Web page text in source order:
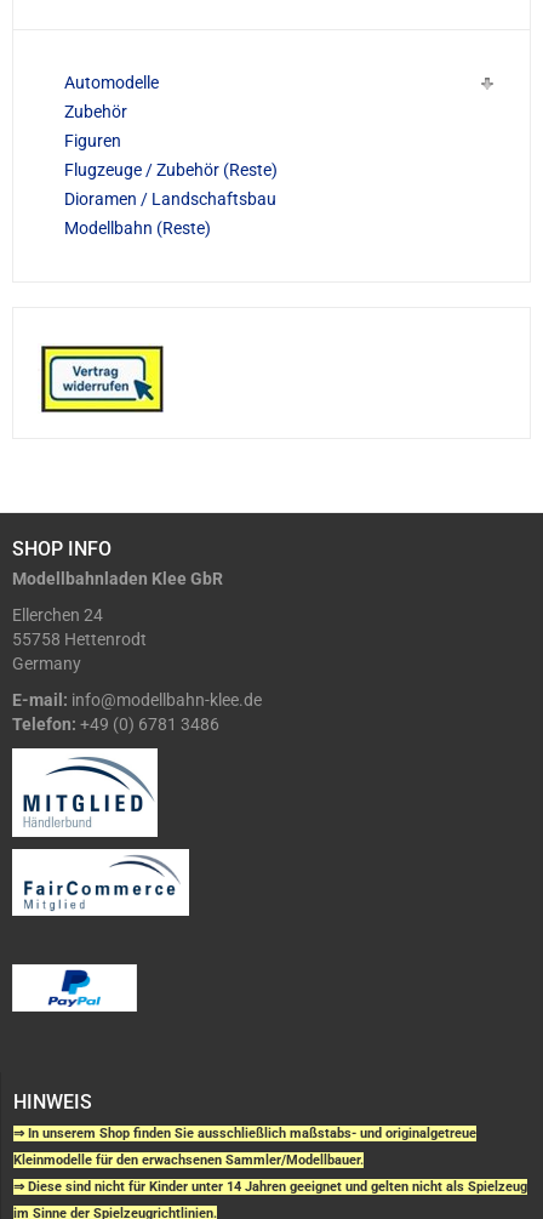
Automodelle
Zubehör
Figuren
Flugzeuge / Zubehör (Reste)
Dioramen / Landschaftsbau
Modellbahn (Reste)
SHOP INFO
Modellbahnladen Klee GbR
Ellerchen 24
55758 Hettenrodt
Germany
E-mail: info@modellbahn-klee.de
Telefon: +49 (0) 6781 3486
HINWEIS
⇒ In unserem Shop finden Sie ausschließlich maßstabs- und originalgetreue
Kleinmodelle für den erwachsenen Sammler/Modellbauer.
⇒ Diese sind nicht für Kinder unter 14 Jahren geeignet und gelten nicht als Spielzeug
im Sinne der Spielzeugrichtlinien.